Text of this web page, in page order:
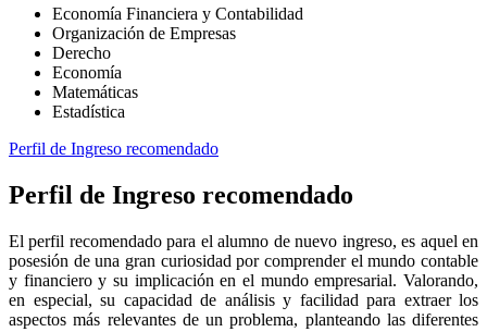
Economía Financiera y Contabilidad
Organización de Empresas
Derecho
Economía
Matemáticas
Estadística
Perfil de Ingreso recomendado
Perfil de Ingreso recomendado
El perfil recomendado para el alumno de nuevo ingreso, es aquel en
posesión de una gran curiosidad por comprender el mundo contable
y financiero y su implicación en el mundo empresarial. Valorando,
en especial, su capacidad de análisis y facilidad para extraer los
aspectos más relevantes de un problema, planteando las diferentes